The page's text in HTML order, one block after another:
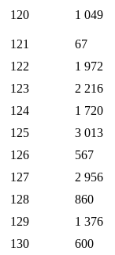
120 1 049
121 67
122
1 972
123
2 216
124
1 720
125
3 013
126
567
127
2 956
128
860
129
1 376
130
600